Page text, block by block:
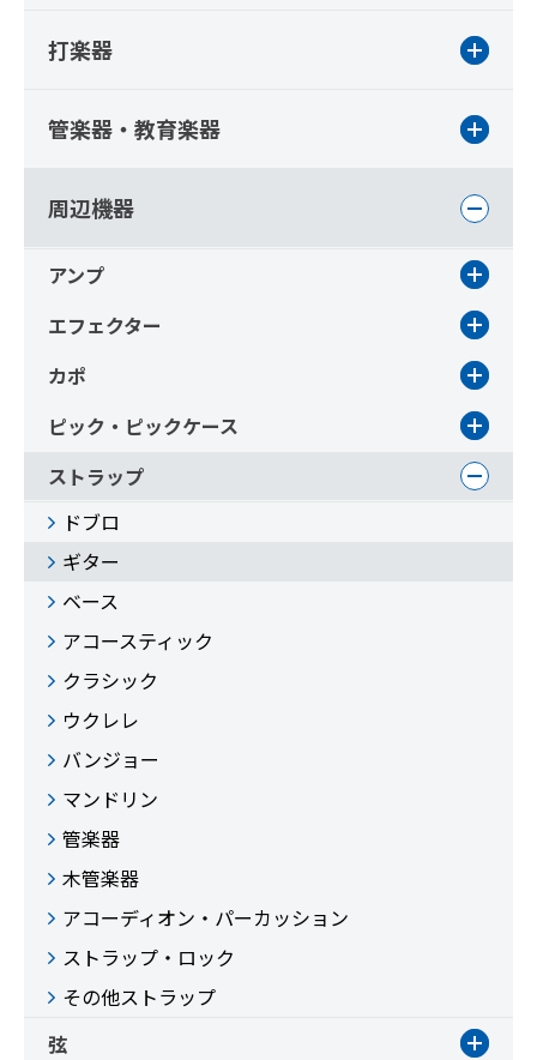
打楽器
管楽器・教育楽器
周辺機器
アンプ
エフェクター
カポ
ピック・ピックケース
ストラップ
ドブロ
ギター
ベース
アコースティック
クラシック
ウクレレ
バンジョー
マンドリン
管楽器
木管楽器
アコーディオン・パーカッション
ストラップ・ロック
その他ストラップ
弦